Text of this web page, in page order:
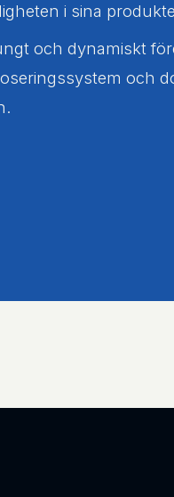
i sina
och dynamiskt
och